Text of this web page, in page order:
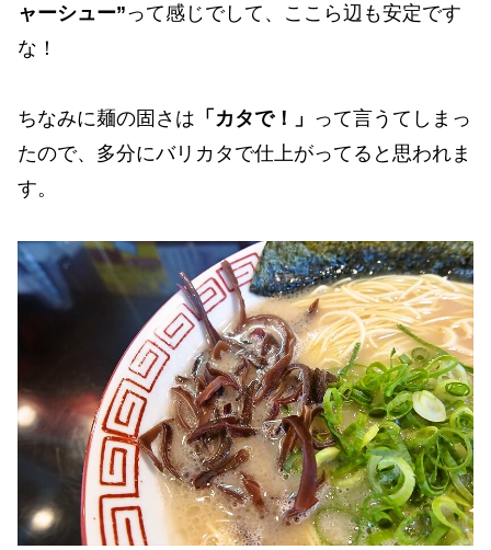
ャーシュー”って感じでして、ここら辺も安定です
な！
ちなみに麺の固さは 「カタで！」 って言うてしまっ
たので、多分にバリカタで仕上がってると思われま
す。